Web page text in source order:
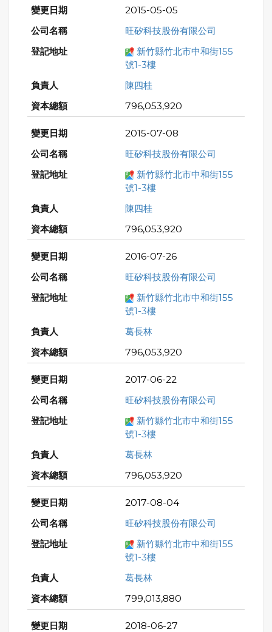
2015-05-05
旺矽科技股份有限公司
新竹縣竹北市中和街155
號1-3樓
陳四桂
796,053,920
2015-07-08
旺矽科技股份有限公司
新竹縣竹北市中和街155
號1-3樓
陳四桂
796,053,920
2016-07-26
旺矽科技股份有限公司
新竹縣竹北市中和街155
號1-3樓
葛長林
796,053,920
2017-06-22
旺矽科技股份有限公司
新竹縣竹北市中和街155
號1-3樓
葛長林
796,053,920
2017-08-04
旺矽科技股份有限公司
新竹縣竹北市中和街155
號1-3樓
葛長林
799,013,880
2018-06-27